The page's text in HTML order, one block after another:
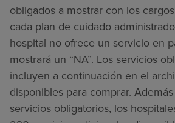
obligados a mostrar con los
cada plan de cuidado
hospital no ofrece un servicio en
mostrará un “NA”. Los servicios
incluyen a continuación en el
disponibles para comprar.
servicios obligatorios, los